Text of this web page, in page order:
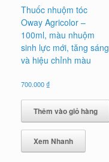
Thuốc nhuộm tóc
Oway Agricolor –
100ml, màu nhuộm
sinh lực mới, tăng sáng
và hiệu chỉnh màu
700.000₫
Thêm vào giỏ hàng
Xem Nhanh